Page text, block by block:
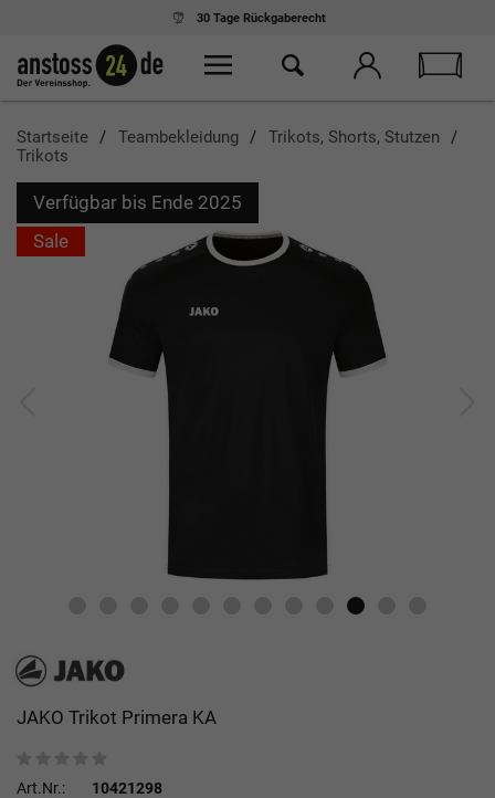
30 Tage Rückgaberecht
Startseite Teambekleidung
Trikots, Shorts, Stutzen
Trikots
Verfügbar bis Ende 2025
Sale
JAKO Trikot Primera KA
Art.Nr.: 10421298